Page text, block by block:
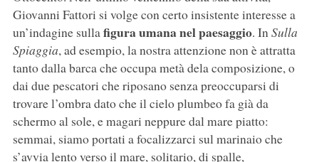
Giovanni Fattori si volge con certo insistente interesse a
un’indagine sullafigura umana nel paesaggio. InSulla
Spiaggia, ad esempio, la nostra attenzione non è attratta
tanto dalla barca che occupa metà dela composizione, o
dai due pescatori che riposano senza preoccuparsi di
trovare l’ombra dato che il cielo plumbeo fa già da
schermo al sole, e magari neppure dal mare piatto:
semmai, siamo portati a focalizzarci sul marinaio che
s’avvia lento verso il mare, solitario, di spalle,